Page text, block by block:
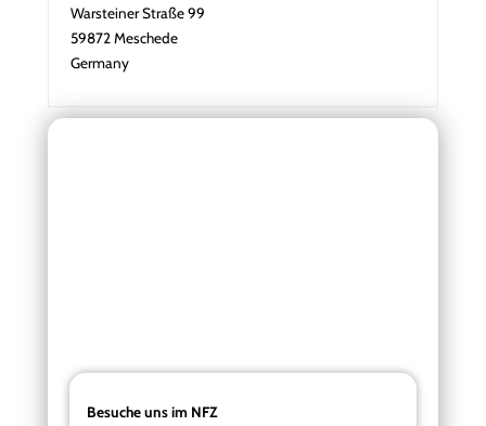
-
A
d
r
s
Warsteiner Straße 99
59872 Meschede
Germany
Besuche uns im NFZ